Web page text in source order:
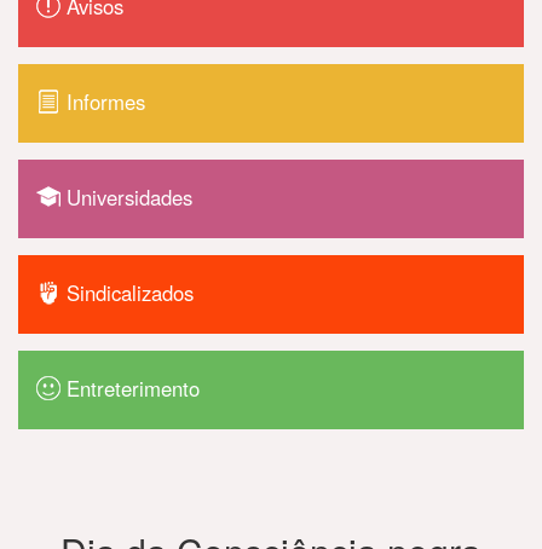
Avisos
Informes
Universidades
Sindicalizados
Entreterimento